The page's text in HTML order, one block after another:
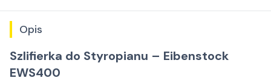
Opis
Szlifierka do Styropianu – Eibenstock
EWS400